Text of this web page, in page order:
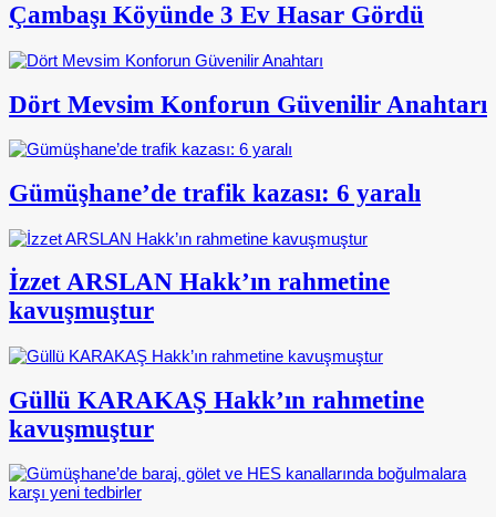
Çambaşı Köyünde 3 Ev Hasar Gördü
Dört Mevsim Konforun Güvenilir Anahtarı
Gümüşhane’de trafik kazası: 6 yaralı
İzzet ARSLAN Hakk’ın rahmetine
kavuşmuştur
Güllü KARAKAŞ Hakk’ın rahmetine
kavuşmuştur